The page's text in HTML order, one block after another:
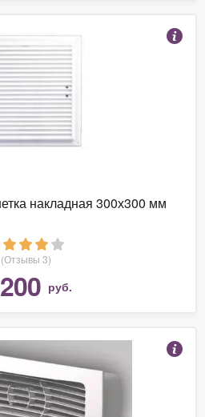
накладная 300х300 мм
(Отзывы 3)
200 руб.